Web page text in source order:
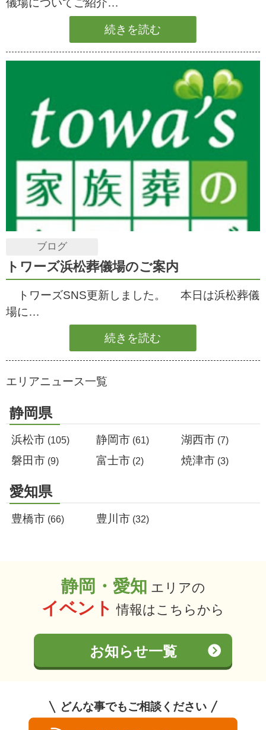
儀場についてご紹介…
続きを読む
ブログ
トワーズ浜松葬儀場のご案内
トワーズSNS更新しました。 本日は浜松葬儀
場に…
続きを読む
エリアニュース一覧
静岡県
浜松市 (105) 静岡市 (61) 湖西市 (7)
磐田市 (9) 富士市 (2) 焼津市 (3)
愛知県
豊橋市 (66) 豊川市 (32)
静岡・愛知 エリアの
イベント 情報はこちらから
お知らせ一覧
どんな事でもご相談ください